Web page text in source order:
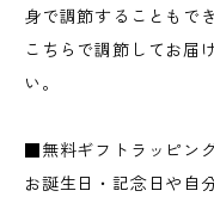
身で調節することもで
こちらで調節してお届
い。
■無料ギフトラッピン
お誕生日・記念日や自